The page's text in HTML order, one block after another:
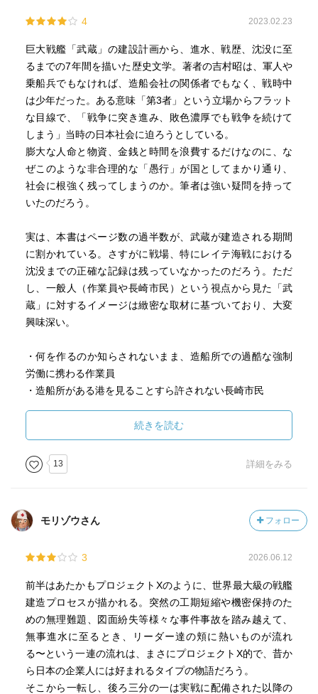
4 2023.02.23
巨大戦艦「武蔵」の建設計画から、進水、戦歴、沈没に至
るまでの7年間を描いた歴史文学。著者の吉村昭は、軍人や
乗船兵でもなければ、造船会社の関係者でもなく、戦時中
は少年だった。ある意味「第3者」という立場からフラット
な目線で、「戦争に突き進み、敗色濃厚でも戦争を続けて
しまう」当時の日本社会に迫ろうとしている。
膨大な人命と物資、金銭と時間を浪費するだけなのに、な
ぜこのような非合理的な「愚行」が国としてまかり通り、
社会に根強く残ってしまうのか。筆者は強い疑問を持って
いたのだろう。
実は、本書はページ数の過半数が、武蔵が建造される期間
に割かれている。さすがに戦場、特にレイテ海戦における
沈没までの正確な記録は残っていなかったのだろう。ただ
し、一般人（作業員や長崎市民）という視点から見た「武
蔵」に対するイメージは緻密な取材に基づいており、大変
興味深い。
・何を作るのか知らされないまま、造船所での過酷な強制
労働に携わる作業員
・造船所がある港を見ることすら許されない長崎市民
・愛着を持って建造した戦艦を海軍に引き渡した直後、あ
っけなく退去命令をくらう造船会社の幹部
今の時代も、建設現場などでは「国を代表する大プロジェ
イドや連帯感は存在する。
身近なところでは、ワールドカップでの熱狂だって似てい
人々の間で「神話」を夢見る気持ちの高ぶりが、現実から
離れて非合理的な集団行動を取ってしまうのだろうか。こ
の本質に毎回迫ろうとする吉村文学、これからも沢山読ん
でいきたい。
続きを読む
13 詳細をみる
モリゾウさん フォロー
3 2026.06.12
前半はあたかもプロジェクトXのように、世界最大級の戦艦
建造プロセスが描かれる。突然の工期短縮や機密保持のた
めの無理難題、図面紛失等様々な事件事故を踏み越えて、
無事進水に至るとき、リーダー達の頬に熱いものが流れ
る〜という一連の流れは、まさにプロジェクトX的で、昔か
ら日本の企業人には好まれるタイプの物語だろう。
そこから一転し、後ろ三分の一は実戦に配備された以降の